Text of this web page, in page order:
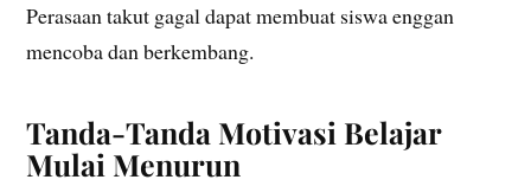
Perasaan takut gagal dapat membuat siswa enggan
mencoba dan berkembang.
Tanda-Tanda Motivasi Belajar
Mulai Menurun